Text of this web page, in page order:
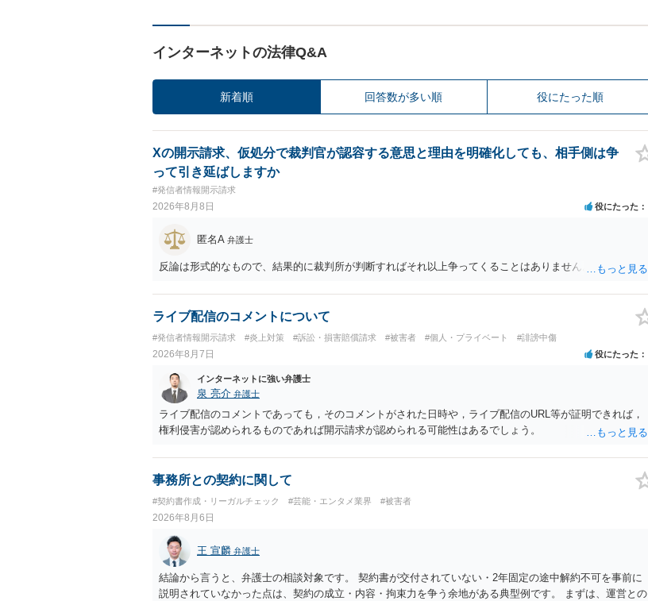
インターネットの法律Q&A
新着順 回答数が多い順 役にたった順
Xの開示請求、仮処分で裁判官が認容する意思と理由を明確化しても、相手側は争
って引き延ばしますか
#発信者情報開示請求
2026年8月8日 役にたった
匿名A 弁護士
反論は形式的なもので、結果的に裁判所が判断すればそれ以上争ってくることはありません。
ライブ配信のコメントについて
#発信者情報開示請求 #炎上対策 #訴訟・損害賠償請求 #被害者 #個人・プライベート #誹謗中傷
2026年8月7日 役にたった
インターネットに強い弁護士
泉 亮介 弁護士
ライブ配信のコメントであっても，そのコメントがされた日時や，ライブ配信のURL等が証明できれば，
権利侵害が認められるものであれば開示請求が認められる可能性はあるでしょう。
事務所との契約に関して
#契約書作成・リーガルチェック #芸能・エンタメ業界 #被害者
2026年8月6日
王 宣麟 弁護士
結論から言うと、弁護士の相談対象です。 契約書が交付されていない・2年固定の途中解約不可を事前に
説明されていなかった点は、契約の成立・内容・拘束力を争う余地がある典型例です。 まずは、運営との